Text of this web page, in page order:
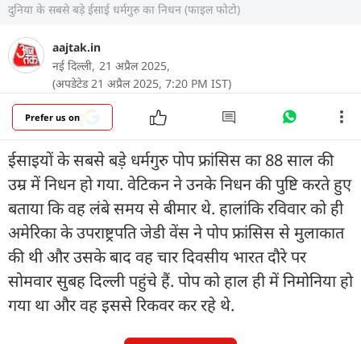
दुनिया के सबसे बड़े ईसाई धर्मगुरु का निधन (फाइल फोटो)
aajtak.in
नई दिल्ली, 21 अप्रैल 2025,
(अपडेटेड 21 अप्रैल 2025, 7:20 PM IST)
Prefer us on
ईसाइयों के सबसे बड़े धर्मगुरु पोप फ्रांसिस का 88 साल की
उम्र में निधन हो गया. वेटिकन ने उनके निधन की पुष्टि करते हुए
बताया कि वह लंबे समय से बीमार थे. हालांकि रविवार को ही
अमेरिका के उपराष्ट्रपति जेडी वेंस ने पोप फ्रांसिस से मुलाकात
की थी और उसके बाद वह चार दिवसीय भारत दौरे पर
सोमवार सुबह दिल्ली पहुंचे हैं. पोप को हाल ही में निमोनिया हो
गया था और वह इससे रिकवर कर रहे थे.